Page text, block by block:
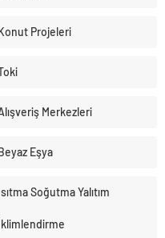
Projeleri
Merkezleri
Eşya
Soğutma Yalıtım